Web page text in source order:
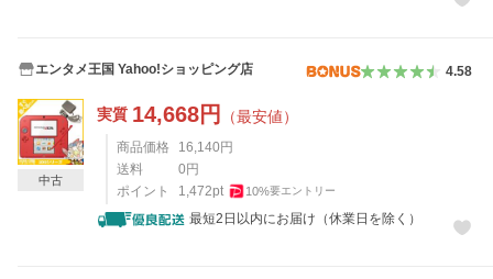
エンタメ王国 Yahoo!ショッピング店 4.58
実質 14,668円 （最安値）
商品価格 16,140 円
送料
0 円
ポイント
1,472pt 10%要エントリー
最短2日以内にお届け（休業日を除く）
中古